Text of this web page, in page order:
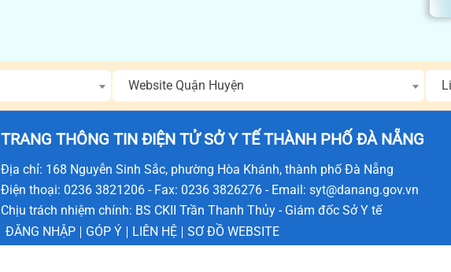
Website Quận Huyện
TRANG THÔNG TIN ĐIỆN TỬ SỞ Y TẾ THÀNH PHỐ ĐÀ NẴNG
Địa chỉ: 168 Nguyễn Sinh Sắc, phường Hòa Khánh, thành phố Đà Nẵng
Điện thoại: 0236 3821206 - Fax: 0236 3826276 - Email: syt@danang.gov.vn
Chịu trách nhiệm chính: BS CKII Trần Thanh Thủy - Giám đốc Sở Y tế
ĐĂNG NHẬP
GÓP Ý LIÊN HỆ SƠ ĐỒ WEBSITE